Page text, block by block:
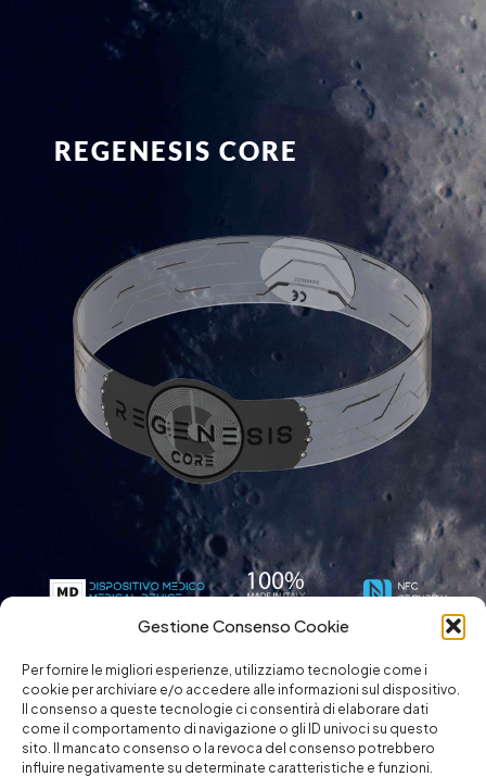
Gestione Consenso Cookie
Per fornire le migliori esperienze, utilizziamo tecnologie come i
cookie per archiviare e/o accedere alle informazioni sul dispositivo.
Il consenso a queste tecnologie ci consentirà di elaborare dati
come il comportamento di navigazione o gli ID univoci su questo
sito. Il mancato consenso o la revoca del consenso potrebbero
influire negativamente su determinate caratteristiche e funzioni.
REGENESIS CORE
When worn, the REGENESIS CORE
Device transmits an array (packet) of very
low intensity electromagnetic signals that
induce optimization of oxidoreductive
processes.